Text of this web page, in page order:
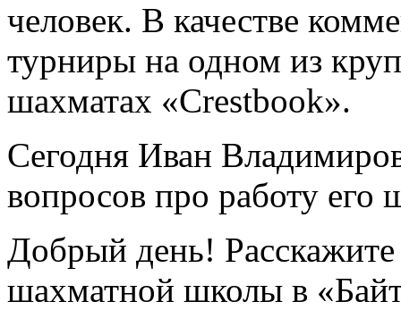
человек. В качестве
турниры на одном из
шахматах «Crestbook».
Сегодня Иван
вопросов про работу его
Добрый день!
шахматной школы в